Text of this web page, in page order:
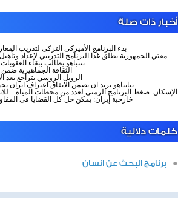
أخبار ذات صلة
بدء البرنامج الأميركى التركى لتدريب
مفتي الجمهورية يطلق غدا البرنامج التدريبي لإعداد
نتنياهو يطالب ببقاء
الثقافة الجماهيرية ضمن
الروبل الروسي يتراجع بعد
نتانياهو يريد ان يضمن الاتفاق اعتراف ايران
الإسكان: ضغط البرنامج الزمني لعدد من محطات المياه ..
خارجية إيران: يمكن حل كل القضايا فى
كلمات دلالية
برنامج البحث عن انسان